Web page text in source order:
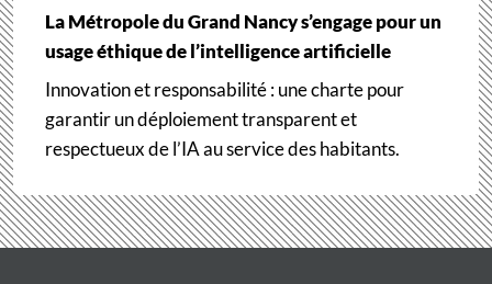
La Métropole du Grand Nancy s’engage pour un
usage éthique de l’intelligence artificielle
Innovation et responsabilité : une charte pour
garantir un déploiement transparent et
respectueux de l’IA au service des habitants.